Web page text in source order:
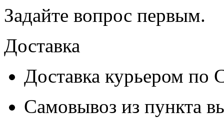
Задайте вопрос первым.
Доставка
Доставка курьером
Самовывоз из пункта